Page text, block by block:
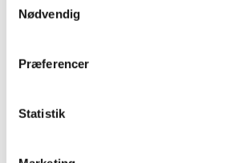
Nødvendig
Præferencer
Statistik
marts (1)
2019 (44)